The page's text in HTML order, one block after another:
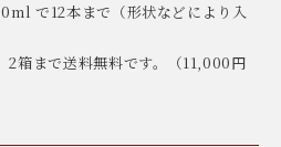
で12本まで（形状などにより入
箱まで送料無料です。（11,000円